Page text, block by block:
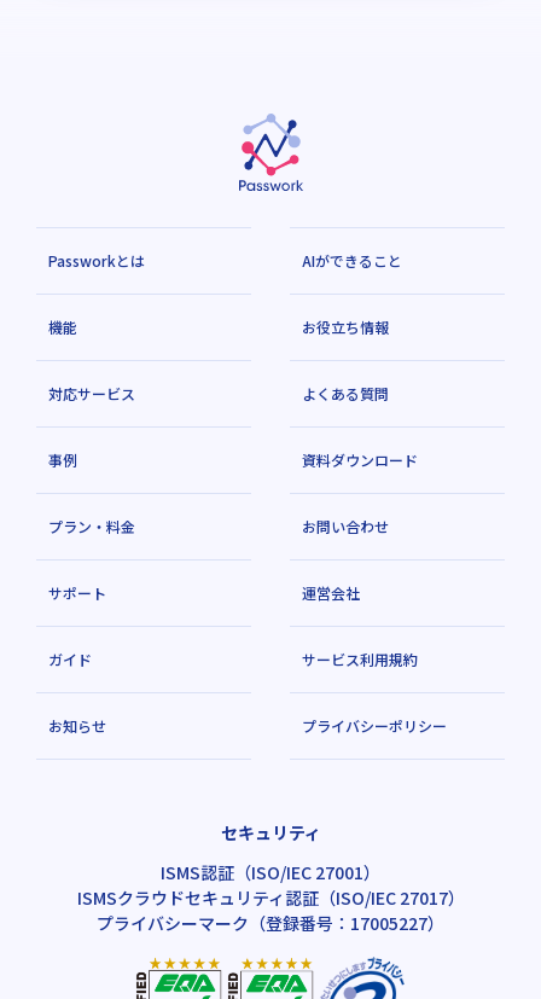
Passworkとは
機能
対応サービス
事例
プラン・料金
サポート
ガイド
お知らせ
AIができること
お役立ち情報
よくある質問
資料ダウンロード
お問い合わせ
運営会社
サービス利用規約
プライバシーポリシー
セキュリティ
ISMS認証（ISO/IEC 27001）
ISMSクラウドセキュリティ認証（ISO/IEC 27017）
プライバシーマーク（登録番号：17005227）